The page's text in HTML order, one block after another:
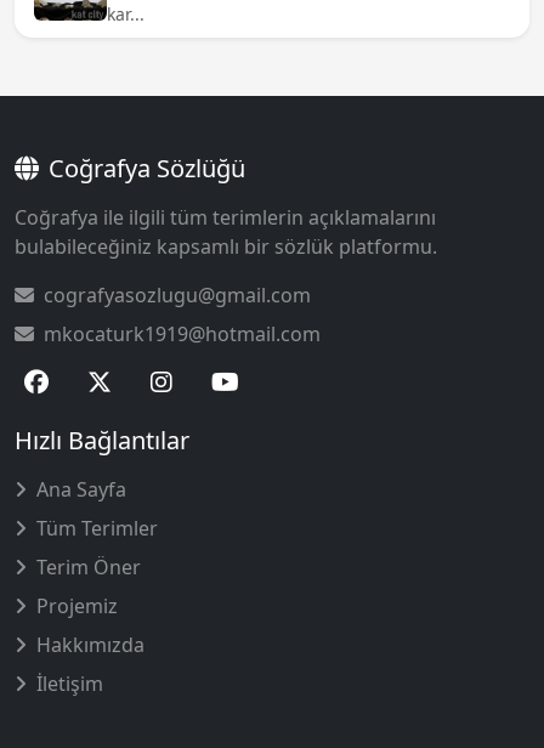
kar...
Coğrafya Sözlüğü
Coğrafya ile ilgili tüm terimlerin açıklamalarını
bulabileceğiniz kapsamlı bir sözlük platformu.
cografyasozlugu@gmail.com
mkocaturk1919@hotmail.com
Hızlı Bağlantılar
Ana Sayfa
Tüm Terimler
Terim Öner
Projemiz
Hakkımızda
İletişim